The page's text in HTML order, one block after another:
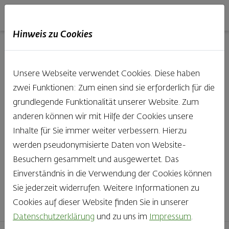
Backstube entdecken
Was gibt es Schöneres, als bei Brot & Gebäck die Qual
der Wahl zu haben? Noch dazu, wenn so großer Wert
auf den kleinen, feinen Unterschied gelegt wird, wie bei
Haubis. Beste Zutaten und Handwerk, das seinen
Namen auch verdient – das schmeckt man einfach!
Finden Sie Ihr Lieblingsprodukt
Hinweis zu Cookies
Unsere Webseite verwendet Cookies. Diese haben
zwei Funktionen: Zum einen sind sie erforderlich für die
grundlegende Funktionalität unserer Website. Zum
anderen können wir mit Hilfe der Cookies unsere
Inhalte für Sie immer weiter verbessern. Hierzu
werden pseudonymisierte Daten von Website-
Besuchern gesammelt und ausgewertet. Das
Einverständnis in die Verwendung der Cookies können
Sie jederzeit widerrufen. Weitere Informationen zu
Cookies auf dieser Website finden Sie in unserer
Datenschutzerklärung und zu uns im Impressum.